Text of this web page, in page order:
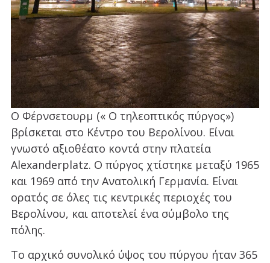
Ο Φέρνσετουρμ (« Ο τηλεοπτικός πύργος»)
βρίσκεται στο Κέντρο του Βερολίνου. Είναι
γνωστό αξιοθέατο κοντά στην πλατεία
Alexanderplatz. Ο πύργος χτίστηκε μεταξύ 1965
και 1969 από την Ανατολική Γερμανία. Είναι
ορατός σε όλες τις κεντρικές περιοχές του
Βερολίνου, και αποτελεί ένα σύμβολο της
πόλης.
Το αρχικό συνολικό ύψος του πύργου ήταν 365